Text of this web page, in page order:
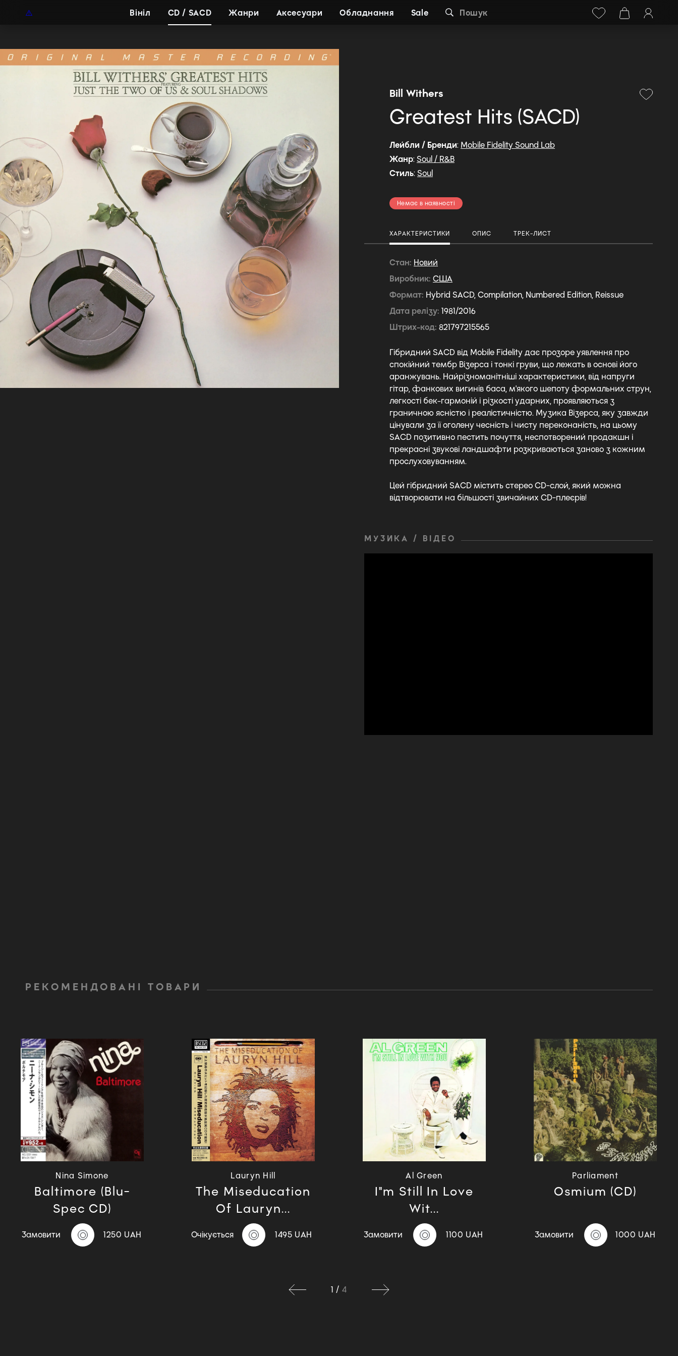
+38 (068) 778-40-38
Вініл CD / SACD Жанри Аксесуари Обладнання Sale Пошук
Bill Withers
Greatest Hits (SACD)
Лейбли / Бренди: Mobile Fidelity Sound Lab
Жанр: Soul / R&B
Стиль: Soul
Немає в наявності
ХАРАКТЕРИСТИКИ ОПИС ТРЕК-ЛИСТ
Стан Новий
Виробник США
Формат Hybrid SACD, Compilation, Numbered Edition, Reissue
Дата релізу 1981/2016
Штрих-код 821797215565
Гібридний SACD від Mobile Fidelity дає прозоре уявлення про
спокійний тембр Візерса і тонкі груви, що лежать в основі його
аранжувань. Найрізноманітніші характеристики, від напруги
гітар, фанкових вигинів баса, м'якого шепоту формальних струн,
легкості бек-гармоній і різкості ударних, проявляються з
граничною ясністю і реалістичністю. Музика Візерса, яку завжди
цінували за її оголену чесність і чисту переконаність, на цьому
SACD позитивно пестить почуття, неспотворений продакшн і
прекрасні звукові ландшафти розкриваються заново з кожним
прослуховуванням.
Цей гібридний SACD містить стерео CD-слой, який можна
відтворювати на більшості звичайних CD-плеєрів!
МУЗИКА / ВІДЕО
РЕКОМЕНДОВАНІ ТОВАРИ
Nina Simone
Baltimore (Blu-
Spec CD)
Замовити 1250 UAH
Lauryn Hill
The Miseducation
Of Lauryn...
Очікується 1495 UAH
Al Green
I"m Still In Love
Wit...
Замовити 1100 UAH
Parliament
Osmium (CD)
Замовити 1000 UAH
1 / 4